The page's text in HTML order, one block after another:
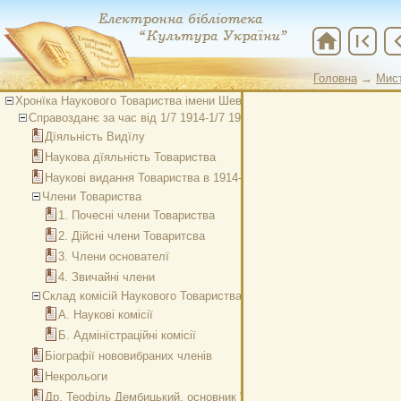
Головна →
home first_page chevron_left
Хронїка Наукового Товариства імени Шевченка у Львові. Ч. 60-62. Вип.
Справозданє за час від 1/7 1914-1/7 1918 р.
Дїяльність Видїлу
Наукова дїяльність Товариства
Наукові видання Товариства в 1914-1918 р.
Члени Товариства
1. Почесні члени Товариства
2. Дійсні члени Товаритсва
3. Члени основателї
4. Звичайні члени
Склад комісій Наукового Товариства імені Шевченка
А. Наукові комісії
Б. Адмінїстраційні комісії
Біографії нововибраних членів
Некрольоги
Др. Теофіль Дембицький, основник "Наукового фонду"